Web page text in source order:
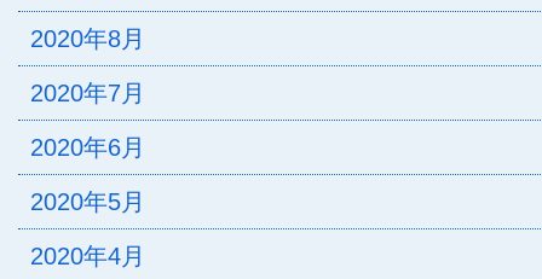
2020年8月
2020年7月
2020年6月
2020年5月
2020年4月